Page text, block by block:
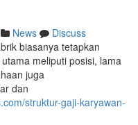
News
Discuss
biasanya tetapkan
meliputi posisi, lama
juga
dan
struktur-gaji-karyawan-